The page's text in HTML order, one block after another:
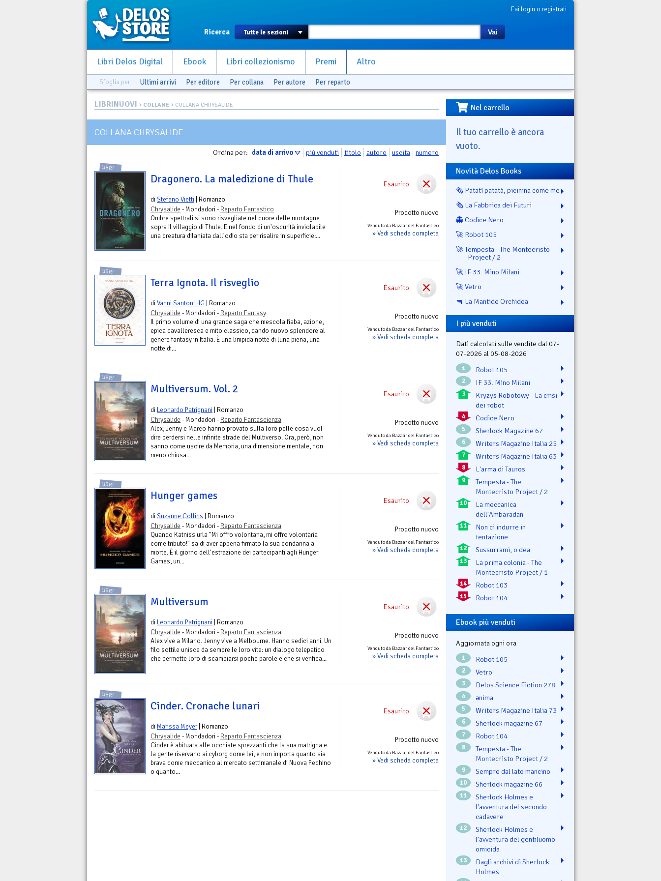
Fai login o registrati
Ricerca Vai
Libri Delos Digital Ebook Libri collezionismo Premi Altro
Sfoglia per Ultimi arrivi Per editore Per collana Per autore Per reparto
LIBRINUOVI > COLLANE > COLLANA CHRYSALIDE
COLLANA CHRYSALIDE
Ordina per: data di arrivo più venduti titolo autore uscita numero
Esaurito
Prodotto nuovo
Venduto da Bazaar del Fantastico
» Vedi scheda completa
LIBRI
Dragonero. La maledizione di Thule
diStefano Vietti | Romanzo
Chrysalide - Mondadori - Reparto Fantastico
Ombre spettrali si sono risvegliate nel cuore delle montagne
sopra il villaggio di Thule. E nel fondo di un'oscurità inviolabile
una creatura dilaniata dall'odio sta per risalire in superficie:...
Esaurito
Prodotto nuovo
Venduto da Bazaar del Fantastico
» Vedi scheda completa
LIBRI
Terra Ignota. Il risveglio
diVanni Santoni HG | Romanzo
Chrysalide - Mondadori - Reparto Fantasy
Il primo volume di una grande saga che mescola fiaba, azione,
epica cavalleresca e mito classico, dando nuovo splendore al
genere fantasy in Italia. È una limpida notte di luna piena, una
notte di...
Esaurito
Prodotto nuovo
Venduto da Bazaar del Fantastico
» Vedi scheda completa
LIBRI
Multiversum. Vol. 2
di Leonardo Patrignani | Romanzo
Chrysalide - Mondadori - Reparto Fantascienza
Alex, Jenny e Marco hanno provato sulla loro pelle cosa vuol
dire perdersi nelle infinite strade del Multiverso. Ora, però, non
sanno come uscire da Memoria, una dimensione mentale, non
meno chiusa...
Esaurito
Prodotto nuovo
Venduto da Bazaar del Fantastico
» Vedi scheda completa
LIBRI
Hunger games
diSuzanne Collins | Romanzo
Chrysalide - Mondadori - Reparto Fantascienza
Quando Katniss urla "Mi offro volontaria, mi offro volontaria
come tributo!" sa di aver appena firmato la sua condanna a
morte. È il giorno dell'estrazione dei partecipanti agli Hunger
Games, un...
Esaurito
Prodotto nuovo
Venduto da Bazaar del Fantastico
» Vedi scheda completa
LIBRI
Multiversum
di Leonardo Patrignani | Romanzo
Chrysalide - Mondadori - Reparto Fantascienza
Alex vive a Milano. Jenny vive a Melbourne. Hanno sedici anni. Un
filo sottile unisce da sempre le loro vite: un dialogo telepatico
che permette loro di scambiarsi poche parole e che si verifica...
Esaurito
Prodotto nuovo
Venduto da Bazaar del Fantastico
» Vedi scheda completa
LIBRI
Cinder. Cronache lunari
di Marissa Meyer| Romanzo
Chrysalide - Mondadori - Reparto Fantascienza
Cinder è abituata alle occhiate sprezzanti che la sua matrigna e
la gente riservano ai cyborg come lei, e non importa quanto sia
brava come meccanico al mercato settimanale di Nuova Pechino
o quanto...
Nel carrello
Il tuo carrello è ancora
vuoto.
Novità Delos Books
🗞️ Patatì patatà, picinina come me
🗞️ La Fabbrica dei Futuri
👻 Codice Nero
🚀 Robot 105
🚀 Tempesta - The Montecristo
Project / 2
🚀 IF 33. Mino Milani
🚀 Vetro
🔫 La Mantide Orchidea
I più venduti
Dati calcolati sulle vendite dal 07-
07-2026 al 05-08-2026
1 Robot 105
2 IF 33. Mino Milani
3
Kryzys Robotowy - La crisi
dei robot
4 Codice Nero
5 Sherlock Magazine 67
6 Writers Magazine Italia 25
7 Writers Magazine Italia 63
8 L'arma di Tauros
9
Tempesta - The
Montecristo Project / 2
10
La meccanica
dell'Ambaradan
11
Non ci indurre in
tentazione
12 Sussurrami, o dea
13
La prima colonia - The
Montecristo Project / 1
14 Robot 103
15 Robot 104
Ebook più venduti
Aggiornata ogni ora
1 Robot 105
2 Vetro
3 Delos Science Fiction 278
4 ənima
5 Writers Magazine Italia 73
6 Sherlock magazine 67
7 Robot 104
8
Tempesta - The
Montecristo Project / 2
9 Sempre dal lato mancino
10 Sherlock magazine 66
11
Sherlock Holmes e
l'avventura del secondo
cadavere
12
Sherlock Holmes e
l’avventura del gentiluomo
omicida
13
Dagli archivi di Sherlock
Holmes